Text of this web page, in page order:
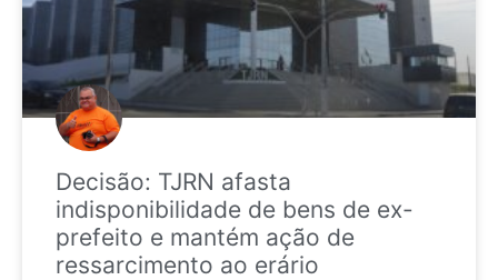
Decisão: TJRN afasta
indisponibilidade de bens de ex-
prefeito e mantém ação de
ressarcimento ao erário